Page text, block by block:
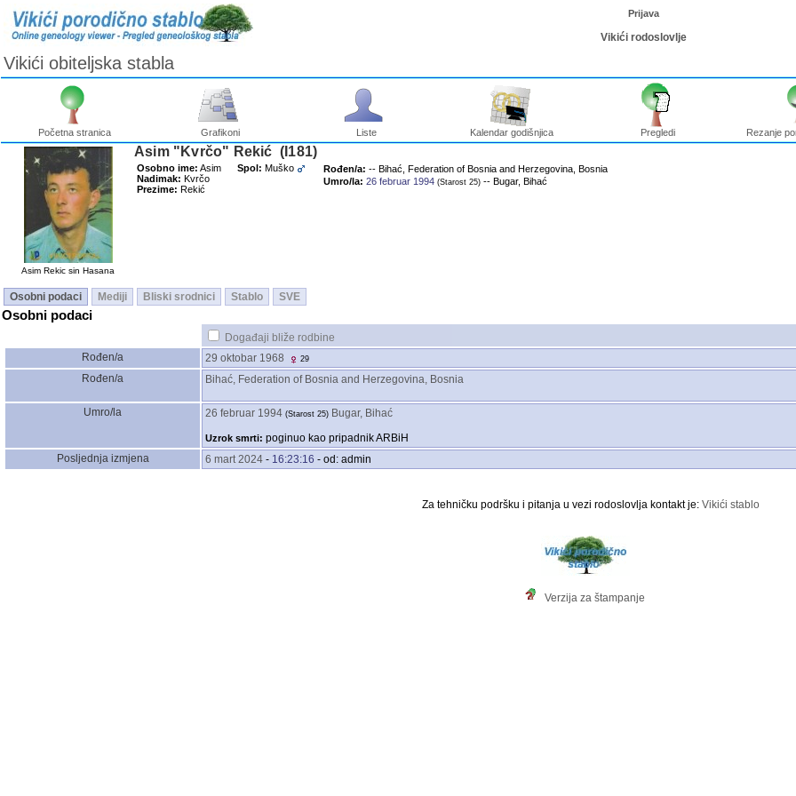
Prijava
Vikići rodoslovlje
Vikići obiteljska stabla
Početna stranica Grafikoni Liste Kalendar godišnjica Pregledi Rezanje
Asim Rekic sin Hasana
Asim "Kvrčo" Rekić ‎(I181)‎
Osobno ime: Asim
Nadimak: Kvrčo
Prezime: Rekić
Spol: Muško Rođen/a: -- Bihać, Federation of Bosnia and Herzegovina, Bosnia
Umro/la: 26 februar 1994 ‎(Starost 25)‎ -- Bugar, Bihać
Osobni podaci Mediji Bliski srodnici Stablo SVE
Osobni podaci
Događaji bliže rodbine
Rođen/a
29 oktobar 1968 29
Rođen/a Bihać, Federation of Bosnia and Herzegovina, Bosnia
Umro/la 26 februar 1994 ‎(Starost 25)‎ Bugar, Bihać
Uzrok smrti: poginuo kao pripadnik ARBiH
Posljednja izmjena
6 mart 2024 - 16:23:16 - od: admin
Za tehničku podršku i pitanja u vezi rodoslovlja kontakt je:Vikići stablo
Verzija za štampanje